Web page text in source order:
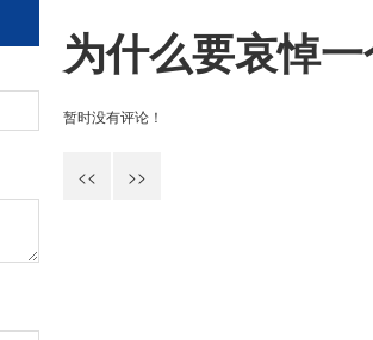
为什么要哀悼
暂时没有评论！
<< >>